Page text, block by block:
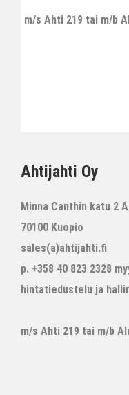
m/s Ahti 219 tai m/b
Ahtijahti Oy
Minna Canthin katu 2
70100 Kuopio
sales(a)ahtijahti.fi
p. +358 40 823 2328
hintatiedustelu ja
m/s Ahti 219 tai m/b